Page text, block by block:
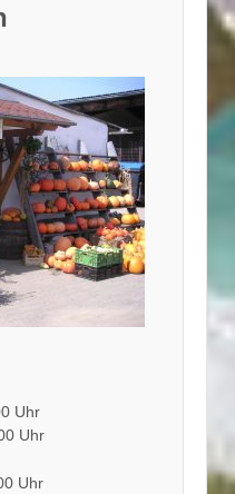
Uhr
Uhr
Uhr